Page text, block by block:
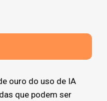
ouro do uso de IA
que podem ser